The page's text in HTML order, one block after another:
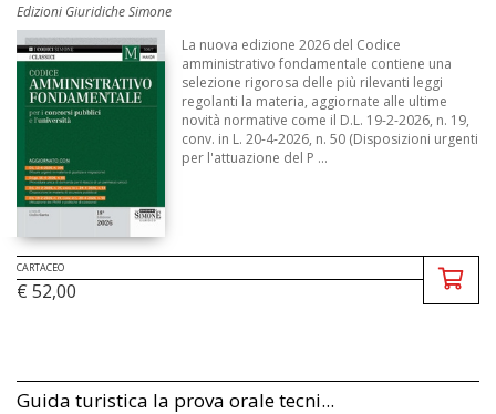
Edizioni Giuridiche Simone
La nuova edizione 2026 del Codice
amministrativo fondamentale contiene una
selezione rigorosa delle più rilevanti leggi
regolanti la materia, aggiornate alle ultime
novità normative come il D.L. 19-2-2026, n. 19,
conv. in L. 20-4-2026, n. 50 (Disposizioni urgenti
per l'attuazione del P ...
CARTACEO
€ 52,00
Guida turistica la prova orale tecni...